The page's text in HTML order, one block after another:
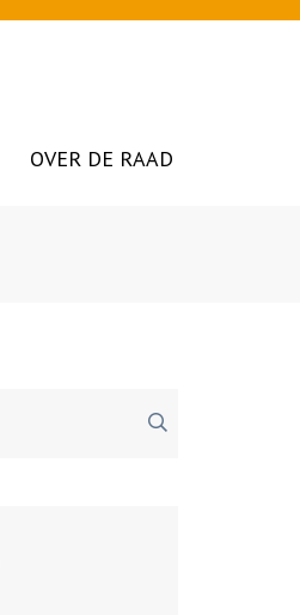
OVER DE RAAD
naar: